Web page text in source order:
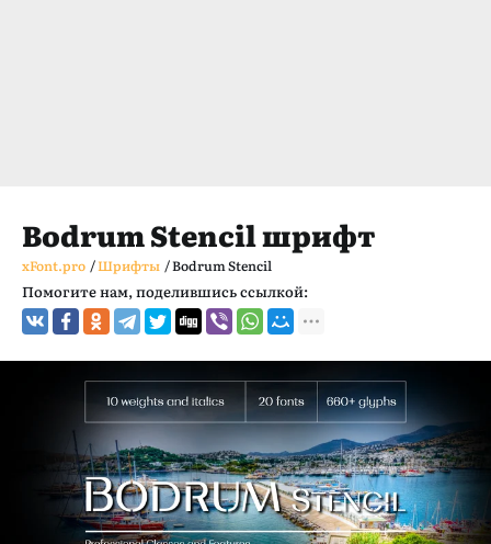
Bodrum Stencil шрифт
xFont.pro /Шрифты /Bodrum Stencil
Помогите нам, поделившись ссылкой: